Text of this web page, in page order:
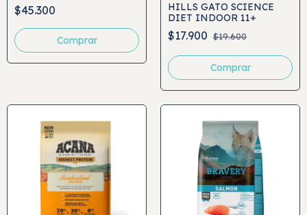
$45.300
Comprar
HILLS GATO SCIENCE
DIET INDOOR 11+
$17.900 $19.600
Comprar